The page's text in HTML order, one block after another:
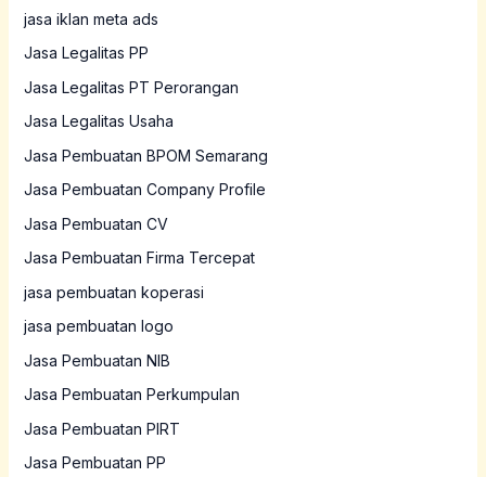
jasa iklan meta ads
Jasa Legalitas PP
Jasa Legalitas PT Perorangan
Jasa Legalitas Usaha
Jasa Pembuatan BPOM Semarang
Jasa Pembuatan Company Profile
Jasa Pembuatan CV
Jasa Pembuatan Firma Tercepat
jasa pembuatan koperasi
jasa pembuatan logo
Jasa Pembuatan NIB
Jasa Pembuatan Perkumpulan
Jasa Pembuatan PIRT
Jasa Pembuatan PP